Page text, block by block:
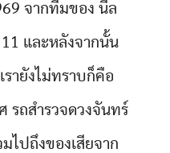
จากทีมของ นีล
และหลังจากนั้น
ายังไม่ทราบก็คือ
รถสำรวจดวงจันทร์
ไปถึงของเสียจาก